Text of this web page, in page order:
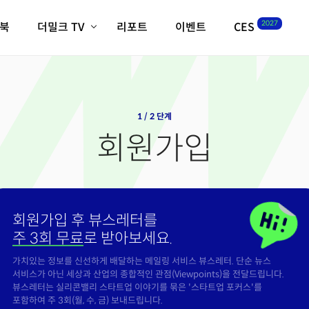
더밀크 TV
크리스의 뉴욕 시그널
밸리토크
리포트 이벤트 CES 2027
1 / 2 단계
회원가입
회원가입 후 뷰스레터를
주 3회 무료로 받아보세요.
가치있는 정보를 신선하게 배달하는 메일링 서비스 뷰스레터. 단순 뉴스
서비스가 아닌 세상과 산업의 종합적인 관점(Viewpoints)을 전달드립니다.
뷰스레터는 실리콘밸리 스타트업 이야기를 묶은 '스타트업 포커스'를
포함하여 주 3회(월, 수, 금) 보내드립니다.